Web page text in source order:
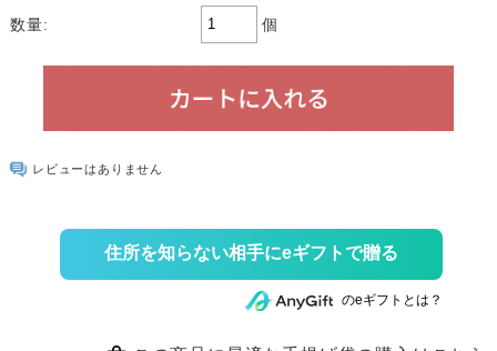
数量: 個
レビューはありません
住所を知らない相手にeギフトで贈る
のeギフトとは？